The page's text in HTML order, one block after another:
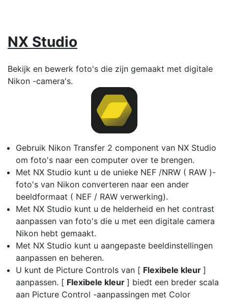
NX Studio
Bekijk en bewerk foto's die zijn gemaakt met digitale
Nikon -camera's.
Gebruik Nikon Transfer 2 component van NX Studio
om foto's naar een computer over te brengen.
Met NX Studio kunt u de unieke NEF /NRW ( RAW )-
foto's van Nikon converteren naar een ander
beeldformaat ( NEF / RAW verwerking).
Met NX Studio kunt u de helderheid en het contrast
aanpassen van foto's die u met een digitale camera
Nikon hebt gemaakt.
Met NX Studio kunt u aangepaste beeldinstellingen
aanpassen en beheren.
U kunt de Picture Controls van [ Flexibele kleur ]
aanpassen. [ Flexibele kleur ] biedt een breder scala
aan Picture Control -aanpassingen met Color